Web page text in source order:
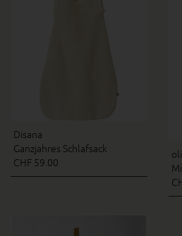
Disana
Ganzjahres Schlafsack
CHF 59.00